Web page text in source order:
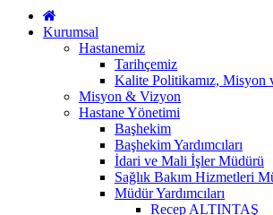
Kurumsal
Hastanemiz
Tarihçemiz
Kalite Politikamız, Misyon
Misyon & Vizyon
Hastane Yönetimi
Başhekim
Başhekim Yardımcıları
İdari ve Mali İşler Müdürü
Sağlık Bakım Hizmetleri
Müdür Yardımcıları
Recep ALTINTAŞ